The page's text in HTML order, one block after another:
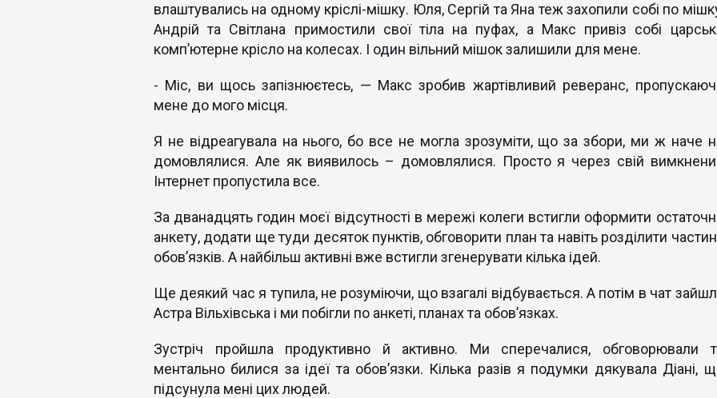
влаштувались на одному кріслі-мішку. Юля, Сергій та Яна теж захопили собі по
Андрій та Світлана примостили свої тіла на пуфах, а Макс привіз собі
комп’ютерне крісло на колесах. І один вільний мішок залишили для мене.
- Міс, ви щось запізнюєтесь, — Макс зробив жартівливий реверанс,
мене до мого місця.
Я не відреагувала на нього, бо все не могла зрозуміти, що за збори, ми ж наче
домовлялися. Але як виявилось – домовлялися. Просто я через свій
Інтернет пропустила все.
За дванадцять годин моєї відсутності в мережі колеги встигли оформити
анкету, додати ще туди десяток пунктів, обговорити план та навіть розділити
обов’язків. А найбільш активні вже встигли згенерувати кілька ідей.
Ще деякий час я тупила, не розуміючи, що взагалі відбувається. А потім в чат
Астра Вільхівська і ми побігли по анкеті, планах та обов’язках.
Зустріч пройшла продуктивно й активно. Ми сперечалися, обговорювали
ментально билися за ідеї та обов’язки. Кілька разів я подумки дякувала Діані,
підсунула мені цих людей.